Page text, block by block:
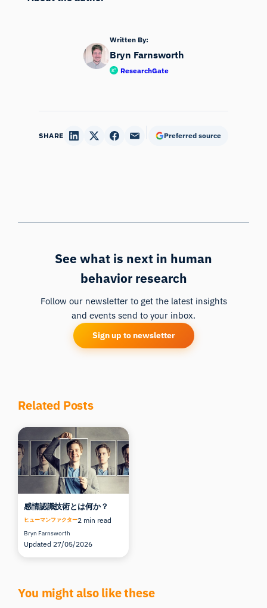
Written By:
Bryn Farnsworth
ResearchGate
SHARE Preferred source
See what is next in human
behavior research
Follow our newsletter to get the latest insights
and events send to your inbox.
Sign up to newsletter
Related Posts
感情認識技術とは何か？
ヒューマンファクター2 min read
Bryn Farnsworth
Updated 27/05/2026
You might also like these